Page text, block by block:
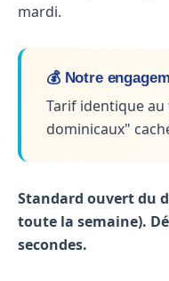
mardi.
💰 Notre
Tarif identique
dominicaux"
Standard ouvert du
toute la semaine).
secondes.